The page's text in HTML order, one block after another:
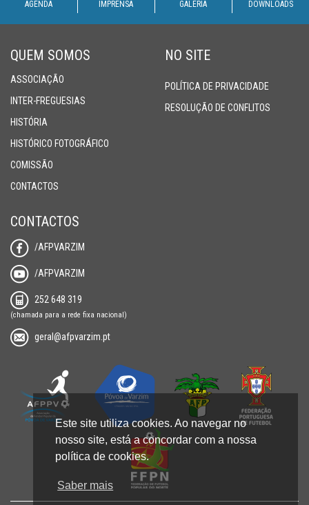
Este site utiliza cookies. Ao navegar no
nosso site, está a concordar com a nossa
política de cookies.
Saber mais
AGENDA IMPRENSA GALERIA DOWNLOADS
QUEM SOMOS
ASSOCIAÇÃO
INTER-FREGUESIAS
HISTÓRIA
HISTÓRICO FOTOGRÁFICO
COMISSÃO
CONTACTOS
NO SITE
POLÍTICA DE PRIVACIDADE
RESOLUÇÃO DE CONFLITOS
CONTACTOS
/AFPVARZIM
/AFPVARZIM
252 648 319
(chamada para a rede fixa nacional)
geral@afpvarzim.pt